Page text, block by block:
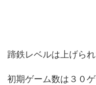
蹄鉄レベルは上げら
初期ゲーム数は３０ゲ